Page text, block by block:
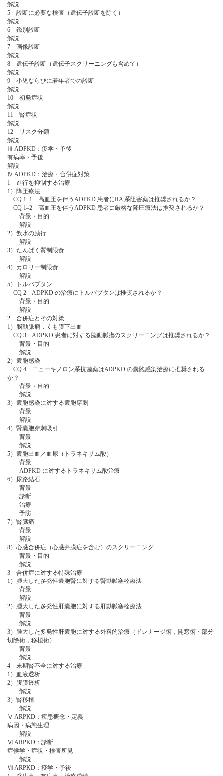
解説
5 診断に必要な検査（遺伝子診断を除く）
解説
6 鑑別診断
解説
7 画像診断
解説
8 遺伝子診断（遺伝子スクリーニングも含めて）
解説
9 小児ならびに若年者での診断
解説
10 初発症状
解説
11 腎症状
解説
12 リスク分類
解説
Ⅲ ADPKD：疫学・予後
有病率・予後
解説
Ⅳ ADPKD：治療・合併症対策
1 進行を抑制する治療
1）降圧療法
CQ 1‒1 高血圧を伴うADPKD 患者にRA 系阻害薬は推奨されるか？
CQ 1‒2 高血圧を伴うADPKD 患者に厳格な降圧療法は推奨されるか？
背景・目的
解説
2）飲水の励行
解説
3）たんぱく質制限食
解説
4）カロリー制限食
解説
5）トルバプタン
CQ 2 ADPKD の治療にトルバプタンは推奨されるか？
背景・目的
解説
2 合併症とその対策
1）脳動脈瘤，くも膜下出血
CQ 3 ADPKD 患者に対する脳動脈瘤のスクリーニングは推奨されるか？
背景・目的
解説
2）囊胞感染
CQ 4 ニューキノロン系抗菌薬はADPKD の囊胞感染治療に推奨される
か？
背景・目的
解説
3）囊胞感染に対する囊胞穿刺
背景
解説
4）腎囊胞穿刺吸引
背景
解説
5）囊胞出血／血尿（トラネキサム酸）
背景
ADPKD に対するトラネキサム酸治療
6）尿路結石
背景
診断
治療
予防
7）腎臓痛
背景
解説
8）心臓合併症（心臓弁膜症を含む）のスクリーニング
背景・目的
解説
3 合併症に対する特殊治療
1）腫大した多発性囊胞腎に対する腎動脈塞栓療法
背景
解説
2）腫大した多発性肝囊胞に対する肝動脈塞栓療法
背景
解説
3）腫大した多発性肝囊胞に対する外科的治療（ドレナージ術，開窓術・部分
切除術，移植術）
背景
解説
4 末期腎不全に対する治療
1）血液透析
2）腹膜透析
解説
3）腎移植
解説
Ⅴ ARPKD：疾患概念・定義
病因・病態生理
解説
Ⅵ ARPKD：診断
症候学・症状・検査所見
解説
Ⅶ ARPKD：疫学・予後